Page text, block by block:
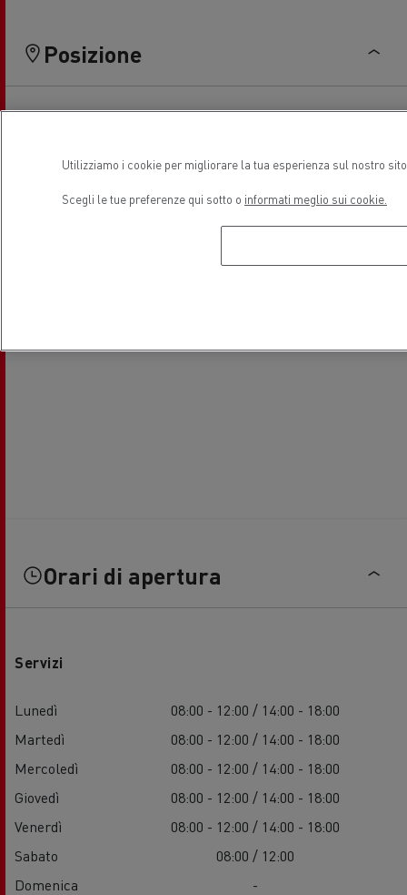
Posizione
Orari di apertura
Servizi
Lunedì
08:00 - 12:00 / 14:00 - 18:00
Martedì
08:00 - 12:00 / 14:00 - 18:00
Mercoledì
08:00 - 12:00 / 14:00 - 18:00
Giovedì
08:00 - 12:00 / 14:00 - 18:00
Venerdì
08:00 - 12:00 / 14:00 - 18:00
Sabato
08:00 / 12:00
Domenica
-
Utilizziamo i cookie per migliorare la tua esperienza sul nostro
Scegli le tue preferenze qui sotto o informati meglio sui cookie.